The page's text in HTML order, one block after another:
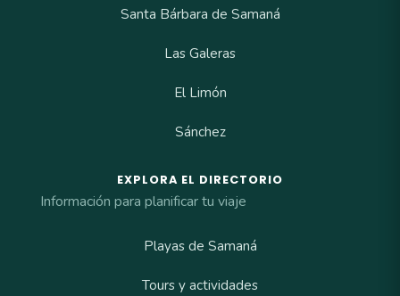
Santa Bárbara de Samaná
Las Galeras
El Limón
Sánchez
EXPLORA EL DIRECTORIO
Información para planificar tu viaje
Playas de Samaná
Tours y actividades